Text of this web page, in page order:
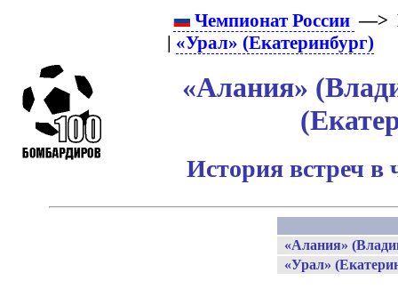
Чемпионат России —>
| «Урал» (Екатеринбург)
«Алания»
История встреч в
«Алания»
«Урал»